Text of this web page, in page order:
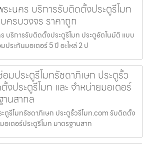
ะนคร บริการรับติดตั้งประตูรีโมท
ครบวงจร ราคาถูก
บริการรับติดตั้งประตูรีโมท ประตูอัตโนมัติ แบบ
ระกันมอเตอร์ 5 ปี อะไหล่ 2 ป
มประตูรีโมทรัชดาภิเษก ประตูรั้ว
ประตูรีโมท และ จำหน่ายมอเตอร์
านสากล
ตูรีโมทรัชดาภิเษก ประตูรั้วรีโมท.com รับติดตั้ง
อเตอร์ประตูรีโมท มาตรฐานสาก